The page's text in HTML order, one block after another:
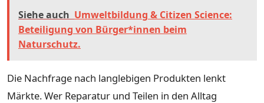
Siehe auch Umweltbildung & Citizen Science:
Beteiligung von Bürger*innen beim
Naturschutz.
Die Nachfrage nach langlebigen Produkten lenkt
Märkte. Wer Reparatur und Teilen in den Alltag